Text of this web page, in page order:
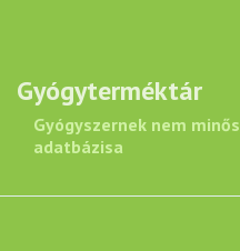
Gyógyterméktár
Gyógyszernek nem
adatbázisa